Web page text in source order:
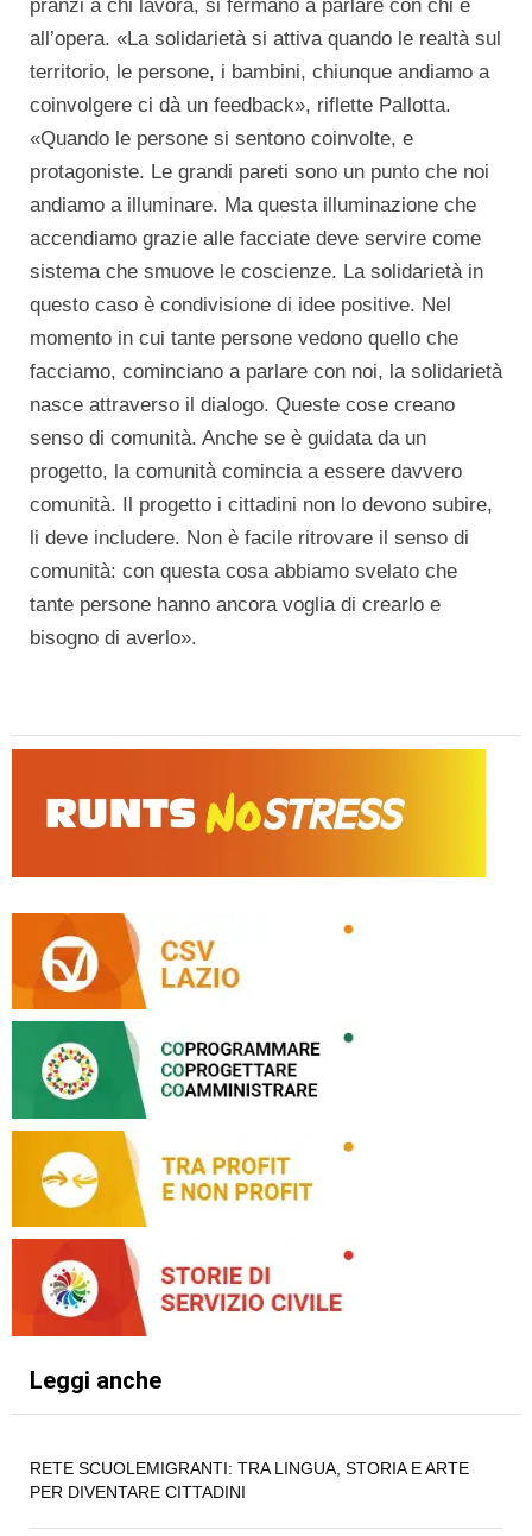
pranzi a chi lavora, si fermano a parlare con chi è
all’opera. «La solidarietà si attiva quando le realtà sul
territorio, le persone, i bambini, chiunque andiamo a
coinvolgere ci dà un feedback», riflette Pallotta.
«Quando le persone si sentono coinvolte, e
protagoniste. Le grandi pareti sono un punto che noi
andiamo a illuminare. Ma questa illuminazione che
accendiamo grazie alle facciate deve servire come
sistema che smuove le coscienze. La solidarietà in
questo caso è condivisione di idee positive. Nel
momento in cui tante persone vedono quello che
facciamo, cominciano a parlare con noi, la solidarietà
nasce attraverso il dialogo. Queste cose creano
senso di comunità. Anche se è guidata da un
progetto, la comunità comincia a essere davvero
comunità. Il progetto i cittadini non lo devono subire,
li deve includere. Non è facile ritrovare il senso di
comunità: con questa cosa abbiamo svelato che
tante persone hanno ancora voglia di crearlo e
bisogno di averlo».
Leggi anche
RETE SCUOLEMIGRANTI: TRA LINGUA, STORIA E ARTE
PER DIVENTARE CITTADINI